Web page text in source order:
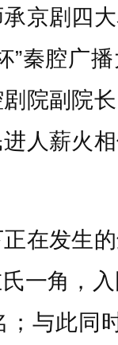
京剧四
”秦腔广
院副院
人薪火
发生的
一角，
与此同